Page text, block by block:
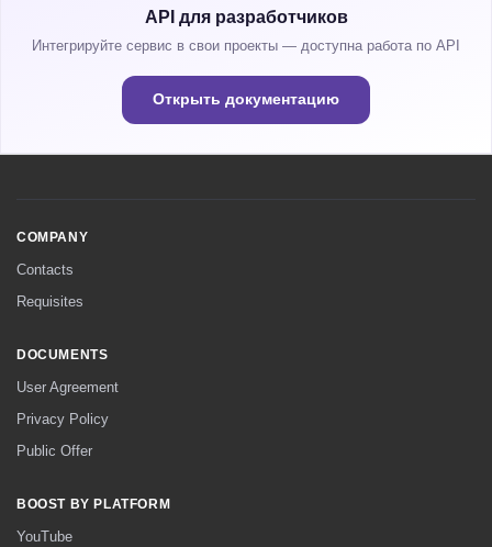
API для разработчиков
Интегрируйте сервис в свои проекты — доступна работа по API
Открыть документацию
COMPANY
Contacts
Requisites
DOCUMENTS
User Agreement
Privacy Policy
Public Offer
BOOST BY PLATFORM
YouTube